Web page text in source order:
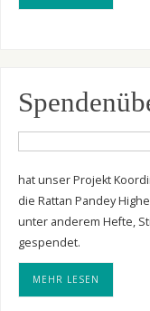
hat unser Projekt
die Rattan Pandey
unter anderem Hefte,
gespendet.
MEHR LESEN